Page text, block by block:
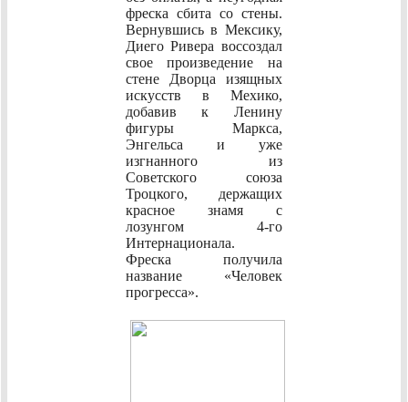
фреска сбита со стены.
Вернувшись в Мексику,
Диего Ривера воссоздал
свое произведение на
стене Дворца изящных
искусств в Мехико,
добавив к Ленину
фигуры Маркса,
Энгельса и уже
изгнанного из
Советского союза
Троцкого, держащих
красное знамя с
лозунгом 4-го
Интернационала.
Фреска получила
название «Человек
прогресса».